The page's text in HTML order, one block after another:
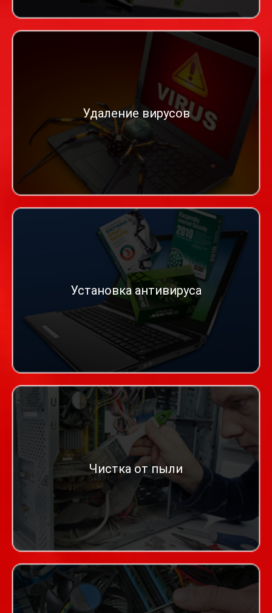
Удаление вирусов
Установка антивируса
Чистка от пыли